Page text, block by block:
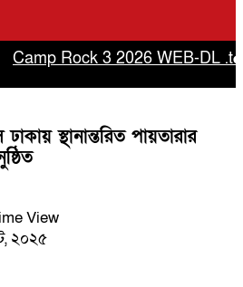
Camp Rock 3 2026 WEB-DL
স্থানান্তরিত পায়তারার
View
২০২৫